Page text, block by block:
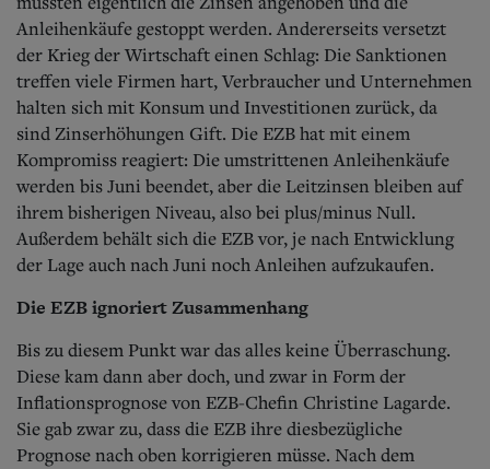
Kontakt
Impressum
Datenschutz
Anleihenkäufe gestoppt werden. Andererseits versetzt
der Krieg der Wirtschaft einen Schlag: Die Sanktionen
treffen viele Firmen hart, Verbraucher und Unternehmen
halten sich mit Konsum und Investitionen zurück, da
sind Zinserhöhungen Gift. Die EZB hat mit einem
Kompromiss reagiert: Die umstrittenen Anleihenkäufe
werden bis Juni beendet, aber die Leitzinsen bleiben auf
ihrem bisherigen Niveau, also bei plus/minus Null.
Außerdem behält sich die EZB vor, je nach Entwicklung
der Lage auch nach Juni noch Anleihen aufzukaufen.
Die EZB ignoriert Zusammenhang
Bis zu diesem Punkt war das alles keine Überraschung.
Diese kam dann aber doch, und zwar in Form der
Inflationsprognose von EZB-Chefin Christine Lagarde.
Sie gab zwar zu, dass die EZB ihre diesbezügliche
Prognose nach oben korrigieren müsse. Nach dem